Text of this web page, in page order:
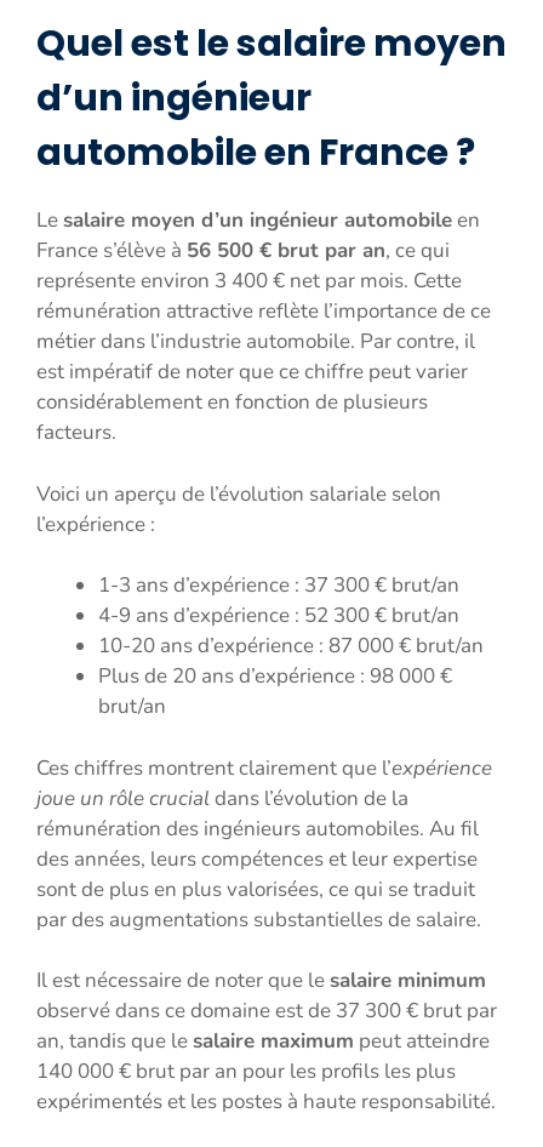
Quel est le salaire moyen
d’un ingénieur
automobile en France ?
Lesalaire moyen d’un ingénieur automobileen
France s’élève à 56 500 € brut par an, ce qui
représente environ 3 400 € net par mois. Cette
rémunération attractive reflète l’importance de ce
métier dans l’industrie automobile. Par contre, il
est impératif de noter que ce chiffre peut varier
considérablement en fonction de plusieurs
facteurs.
Voici un aperçu de l’évolution salariale selon
l’expérience :
1-3 ans d’expérience : 37 300 € brut/an
4-9 ans d’expérience : 52 300 € brut/an
10-20 ans d’expérience : 87 000 € brut/an
Plus de 20 ans d’expérience : 98 000 €
brut/an
Ces chiffres montrent clairement que l’expérience
joue un rôle crucialdans l’évolution de la
rémunération des ingénieurs automobiles. Au fil
des années, leurs compétences et leur expertise
sont de plus en plus valorisées, ce qui se traduit
par des augmentations substantielles de salaire.
Il est nécessaire de noter que lesalaire minimum
observé dans ce domaine est de 37 300 € brut par
an, tandis que lesalaire maximum peut atteindre
140 000 € brut par an pour les profils les plus
expérimentés et les postes à haute responsabilité.